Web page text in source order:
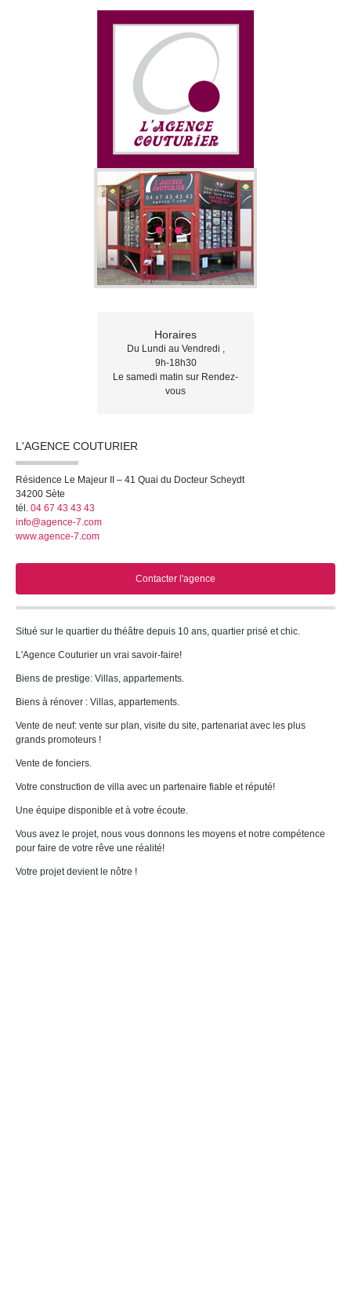
Horaires
Du Lundi au Vendredi ,
9h-18h30
Le samedi matin sur Rendez-
vous
L'AGENCE COUTURIER
Résidence Le Majeur II – 41 Quai du Docteur Scheydt
34200 Sète
tél. 04 67 43 43 43
info@agence-7.com
www.agence-7.com
Contacter l'agence
Situé sur le quartier du théâtre depuis 10 ans, quartier prisé et chic.
L'Agence Couturier un vrai savoir-faire!
Biens de prestige: Villas, appartements.
Biens à rénover : Villas, appartements.
Vente de neuf: vente sur plan, visite du site, partenariat avec les plus
grands promoteurs !
Vente de fonciers.
Votre construction de villa avec un partenaire fiable et réputé!
Une équipe disponible et à votre écoute.
Vous avez le projet, nous vous donnons les moyens et notre compétence
pour faire de votre rêve une réalité!
Votre projet devient le nôtre !